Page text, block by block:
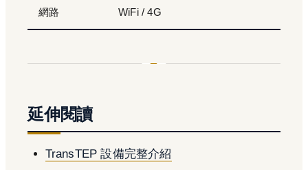
網路 WiFi / 4G
延伸閱讀
TransTEP 設備完整介紹